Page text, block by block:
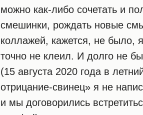
можно как-либо сочетать и
смешинки, рождать новые
коллажей, кажется, не было,
точно не клеил. И долго не
(15 августа 2020 года в
отрицание-свинец» я не
и мы договорились